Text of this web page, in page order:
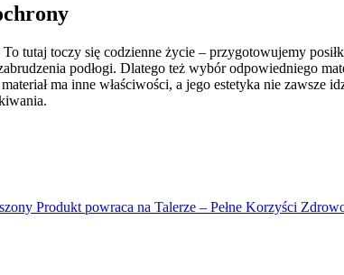
tutaj toczy się codzienne życie – przygotowujemy
podłogi. Dlatego też wybór odpowiedniego
ma inne właściwości, a jego estetyka nie zawsze
Produkt powraca na Talerze – Pełne Korzyści